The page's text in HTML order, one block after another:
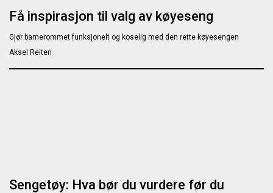
Få inspirasjon til valg av køyeseng
Gjør barnerommet funksjonelt og koselig med den rette køyesengen
Aksel Reiten
Sengetøy: Hva bør du vurdere før du